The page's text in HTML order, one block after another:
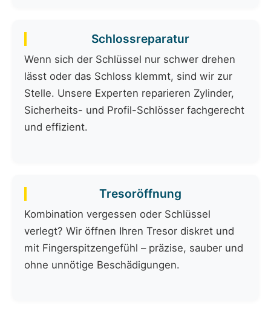
Schlossreparatur
Wenn sich der Schlüssel nur schwer drehen
lässt oder das Schloss klemmt, sind wir zur
Stelle. Unsere Experten reparieren Zylinder,
Sicherheits- und Profil-Schlösser fachgerecht
und effizient.
Tresoröffnung
Kombination vergessen oder Schlüssel
verlegt? Wir öffnen Ihren Tresor diskret und
mit Fingerspitzengefühl – präzise, sauber und
ohne unnötige Beschädigungen.